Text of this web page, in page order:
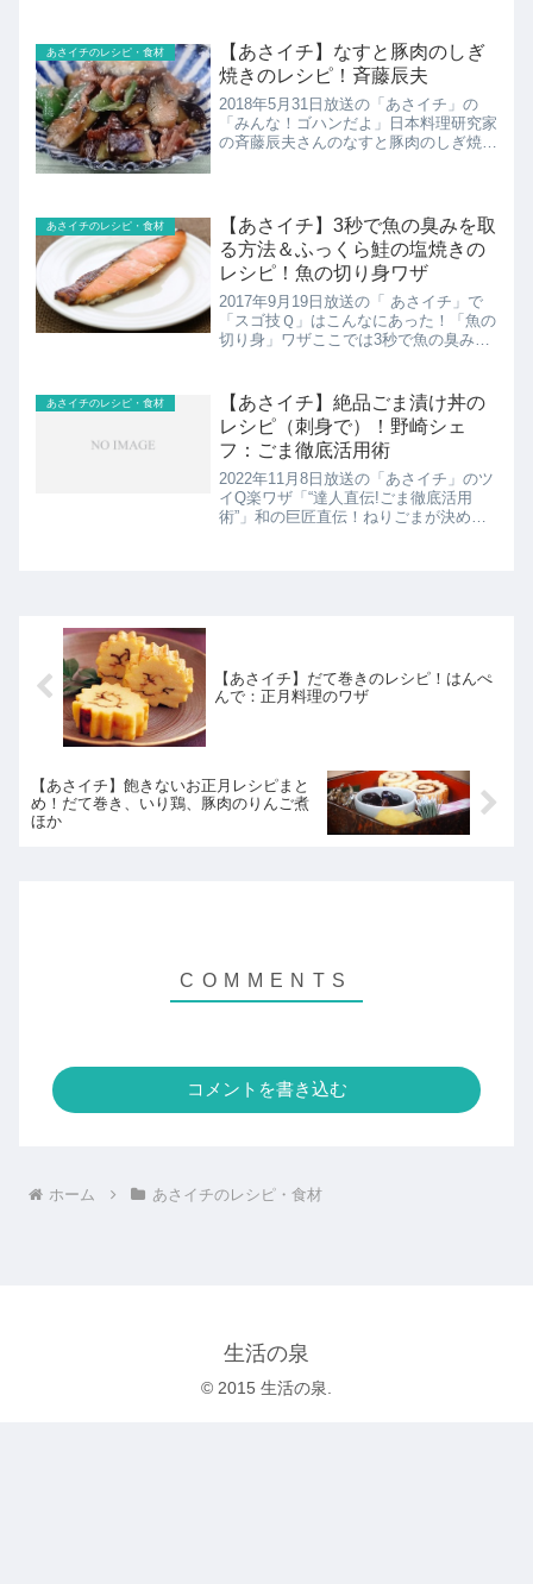
ます。干物研究家うすいはなこさんや老
舗干物店３...
あさイチのレシピ・食材
【あさイチ】なすと豚肉のしぎ
焼きのレシピ！斉藤辰夫
2018年5月31日放送の「あさイチ」の
「みんな！ゴハンだよ」日本料理研究家
の斉藤辰夫さんのなすと豚肉のしぎ焼き
あさイチのレシピ・食材
【あさイチ】3秒で魚の臭みを取
る方法＆ふっくら鮭の塩焼きの
レシピ！魚の切り身ワザ
2017年9月19日放送の「 あさイチ」で
「スゴ技Ｑ」はこんなにあった！「魚の
切り身」ワザここでは3秒で魚の臭みを
あさイチのレシピ・食材
【あさイチ】絶品ごま漬け丼の
レシピ（刺身で）！野崎シェ
フ：ごま徹底活用術
2022年11月8日放送の「あさイチ」のツ
イQ楽ワザ「“達人直伝!ごま徹底活用
術”」和の巨匠直伝！ねりごまが決めて
【あさイチ】だて巻きのレシピ！はんぺ
んで：正月料理のワザ
【あさイチ】飽きないお正月レシピまと
め！だて巻き、いり鶏、豚肉のりんご煮
ほか
コメントを書き込む
ホーム あさイチのレシピ・食材
生活の泉
© 2015 生活の泉.